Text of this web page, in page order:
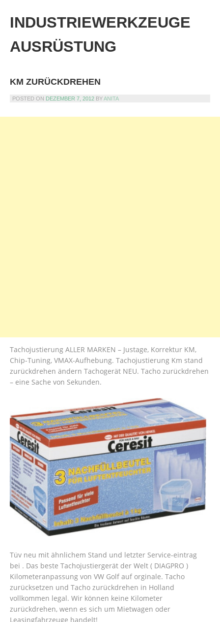
content
INDUSTRIEWERKZEUGE
AUSRÜSTUNG
KM ZURÜCKDREHEN
POSTED ON DEZEMBER 7, 2012 BYANITA
Tachojustierung ALLER MARKEN – Justage, Korrektur KM,
Chip-Tuning, VMAX-Aufhebung. Tachojustierung Km stand
zurückdrehen ändern Tachogerät NEU. Tacho zurückdrehen
– eine Sache von Sekunden.
Tüv neu mit ähnlichem Stand und letzter Service-eintrag
bei . Das beste Tachojustiergerät der Welt ( DIAGPRO )
Kilometeranpassung von VW Golf auf orginale. Tacho
zurücksetzen und Tacho zurückdrehen in Holland
vollkommen legal. Wir können keine Kilometer
zurückdrehen, wenn es sich um Mietwagen oder
Leasingfahrzeuge handelt!